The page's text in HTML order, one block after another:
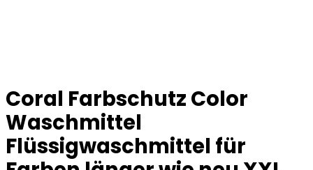
Coral Farbschutz Color
Waschmittel
Flüssigwaschmittel für